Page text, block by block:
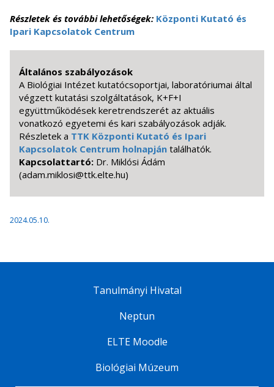
Részletek és további lehetőségek: Központi Kutató és
Ipari Kapcsolatok Centrum
Általános szabályozások
A Biológiai Intézet kutatócsoportjai, laboratóriumai által
végzett kutatási szolgáltatások, K+F+I
együttműködések keretrendszerét az aktuális
vonatkozó egyetemi és kari szabályozások adják.
Részletek a TTK Központi Kutató és Ipari
Kapcsolatok Centrum holnapján találhatók.
Kapcsolattartó: Dr. Miklósi Ádám
(adam.miklosi@ttk.elte.hu)
2024.05.10.
Tanulmányi Hivatal
Neptun
ELTE Moodle
Biológiai Múzeum